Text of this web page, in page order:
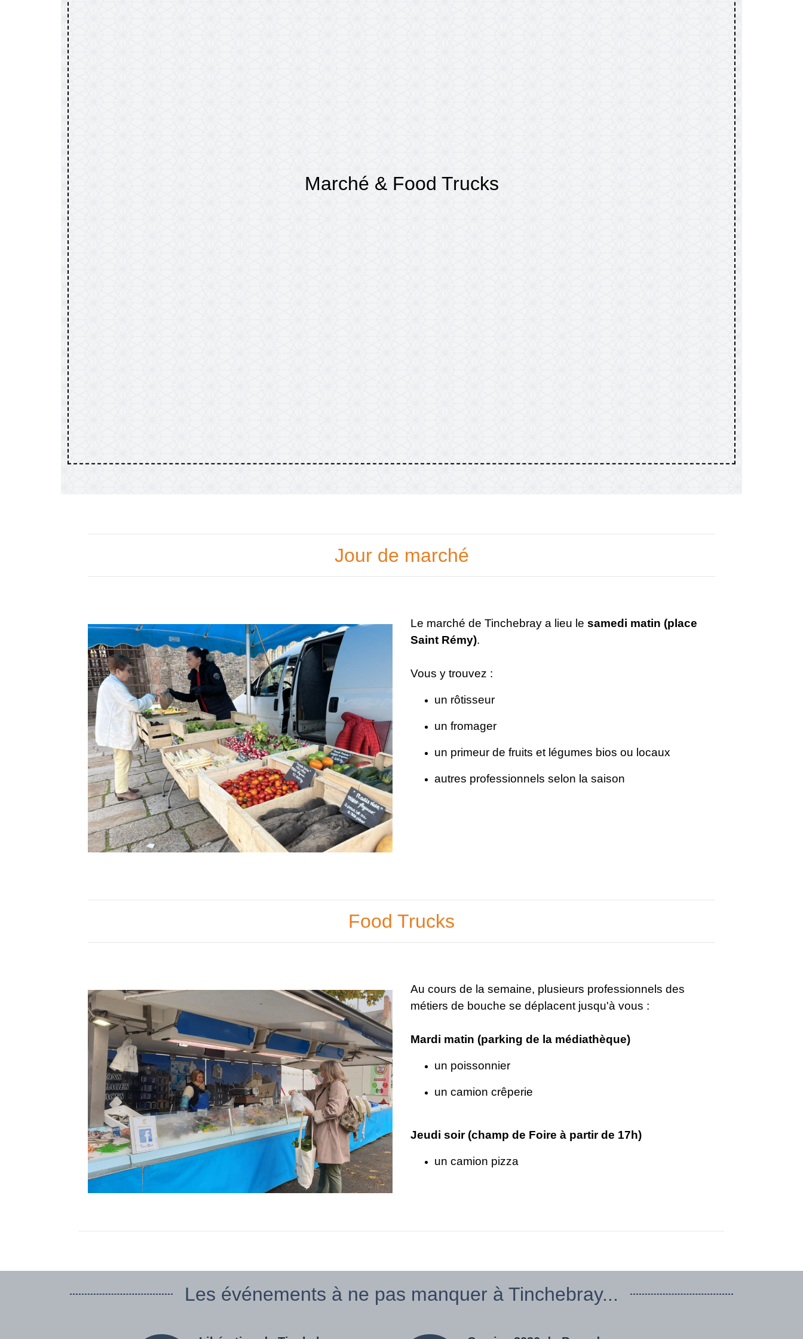
Marché & Food Trucks
Jour de marché
Le marché de Tinchebray a lieu le samedi matin (place
Saint Rémy).
Vous y trouvez :
un rôtisseur
un fromager
un primeur de fruits et légumes bios ou locaux
​​​​​​​autres professionnels selon la saison
Food Trucks
Au cours de la semaine, plusieurs professionnels des
métiers de bouche se déplacent jusqu'à vous :
Mardi matin (parking de la médiathèque)
un poissonnier
un camion crêperie
Jeudi soir (champ de Foire à partir de 17h)
un camion pizza
Les événements à ne pas manquer à Tinchebray...